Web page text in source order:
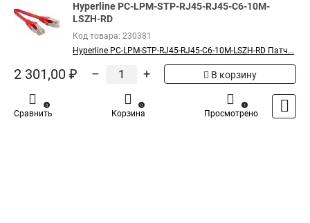
Hyperline PC-LPM-STP-RJ45-RJ45-C6-10M-
LSZH-RD
Код товара: 230381
Hyperline PC-LPM-STP-RJ45-RJ45-C6-10M-LSZH-RD Патч...
2 301,00 ₽ – + В корзину
Сравнить
0
Корзина
0
Просмотрено
1